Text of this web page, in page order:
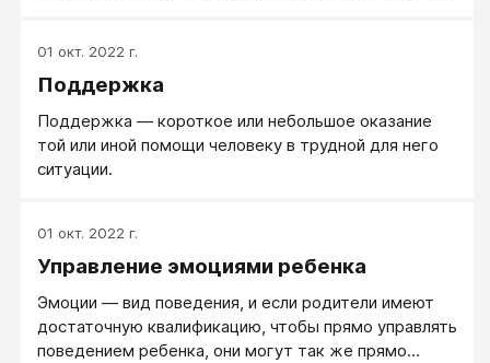
потребности в любви, мужчины и женщины по-
разному относятся к лечению... Ну и в быту у
роли, разные мужские и женские обязанности.
01 окт. 2022 г.
Поддержка
Поддержка — короткое или небольшое оказание
той или иной помощи человеку в трудной для него
ситуации.
01 окт. 2022 г.
Управление эмоциями ребенка
Эмоции — вид поведения, и если родители имеют
достаточную квалификацию, чтобы прямо управлять
поведением ребенка, они могут так же прямо